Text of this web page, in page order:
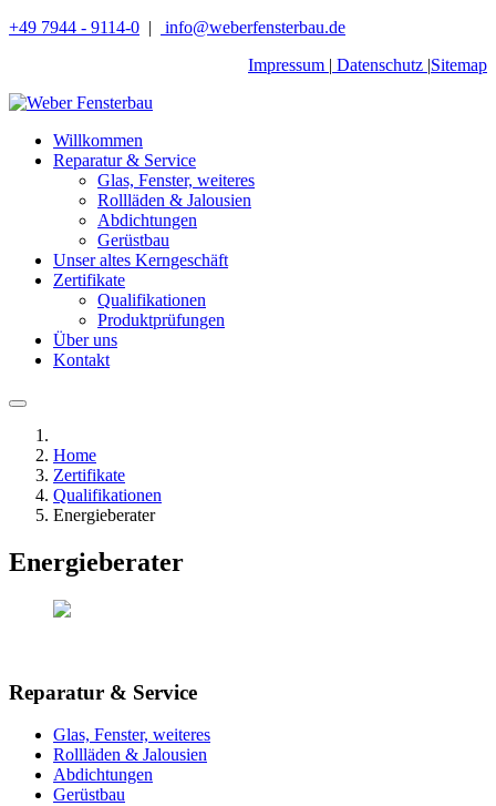
+49 7944 - 9114-0 |
info@weberfensterbau.de
Impressum | Datenschutz |Sitemap
Willkommen
Reparatur & Service
Glas, Fenster, weiteres
Rollläden & Jalousien
Abdichtungen
Gerüstbau
Unser altes Kerngeschäft
Zertifikate
Qualifikationen
Produktprüfungen
Über uns
Kontakt
Home
Zertifikate
Qualifikationen
Energieberater
Energieberater
Reparatur & Service
Glas, Fenster, weiteres
Rollläden & Jalousien
Abdichtungen
Gerüstbau